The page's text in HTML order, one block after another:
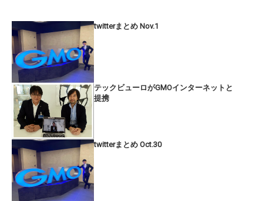
twitterまとめ Nov.1
テックビューロがGMOインターネットと
提携
twitterまとめ Oct.30